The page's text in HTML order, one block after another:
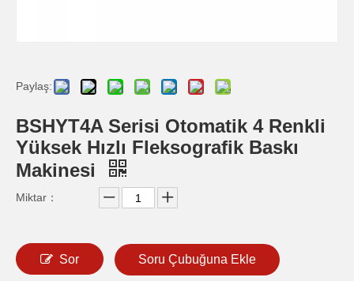
Paylaş:
BSHYT4A Serisi Otomatik 4 Renkli
Yüksek Hızlı Fleksografik Baskı
Makinesi
Miktar：
Sor Soru Çubuğuna Ekle